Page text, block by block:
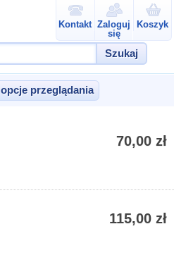
Kontakt Zaloguj
się
Koszyk
Szukaj
opcje przeglądania
70,00 zł
115,00 zł